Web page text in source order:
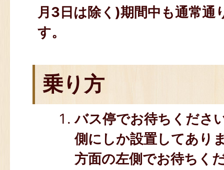
月3日は除く)期間中も通常通
す。
乗り方
バス停でお待ちくださ
側にしか設置してあり
方面の左側でお待ちく